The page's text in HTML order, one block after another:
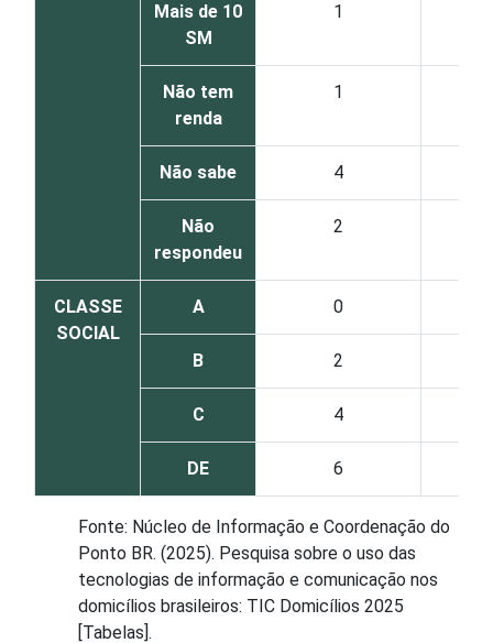
Mais de 10
SM
1
Não tem
renda
1
Não sabe 4
Não
respondeu
2
CLASSE
SOCIAL
A 0
B 2
C 4
DE 6
Fonte: Núcleo de Informação e Coordenação do
Ponto BR. (2025). Pesquisa sobre o uso das
tecnologias de informação e comunicação nos
domicílios brasileiros: TIC Domicílios 2025
[Tabelas].